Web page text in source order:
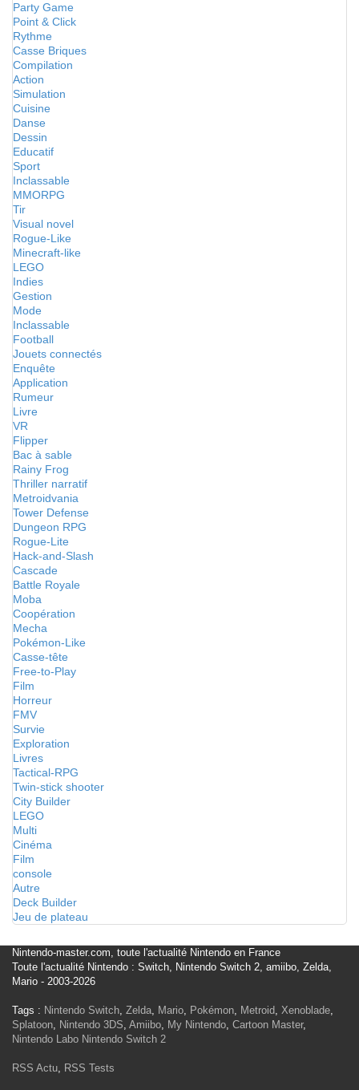
Party Game
Point & Click
Rythme
Casse Briques
Compilation
Action
Simulation
Cuisine
Danse
Dessin
Educatif
Sport
Inclassable
MMORPG
Tir
Visual novel
Rogue-Like
Minecraft-like
LEGO
Indies
Gestion
Mode
Inclassable
Football
Jouets connectés
Enquête
Application
Rumeur
Livre
VR
Flipper
Bac à sable
Rainy Frog
Thriller narratif
Metroidvania
Tower Defense
Dungeon RPG
Rogue-Lite
Hack-and-Slash
Cascade
Battle Royale
Moba
Coopération
Mecha
Pokémon-Like
Casse-tête
Free-to-Play
Film
Horreur
FMV
Survie
Exploration
Livres
Tactical-RPG
Twin-stick shooter
City Builder
LEGO
Multi
Cinéma
Film
console
Autre
Deck Builder
Jeu de plateau
Nintendo-master.com, toute l'actualité Nintendo en France
Toute l'actualité Nintendo : Switch, Nintendo Switch 2, amiibo, Zelda,
Mario - 2003-2026
Tags : Nintendo Switch, Zelda, Mario, Pokémon, Metroid, Xenoblade,
Splatoon, Nintendo 3DS, Amiibo, My Nintendo, Cartoon Master,
Nintendo Labo Nintendo Switch 2
RSS Actu, RSS Tests